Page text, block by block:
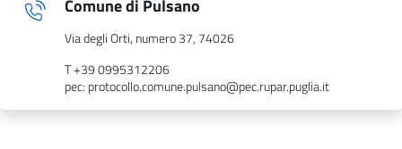
Comune di Pulsano
Via degli Orti, numero 37, 74026
T +39 0995312206
pec: protocollo.comune.pulsano@pec.rupar.puglia.it